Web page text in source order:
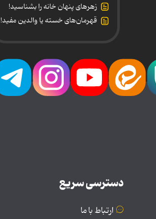
زهرهای پنهان خانه را بشناسید!
قهرمان‌های خسته یا والدین مفید!
دسترسی سریع
ارتباط با ما